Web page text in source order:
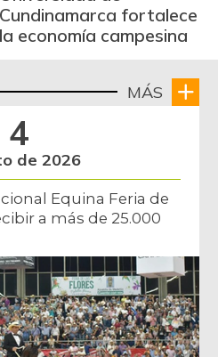
Cundinamarca fortalece
la economía campesina
MÁS
4
de 2026
Equina Feria de
a más de 25.000